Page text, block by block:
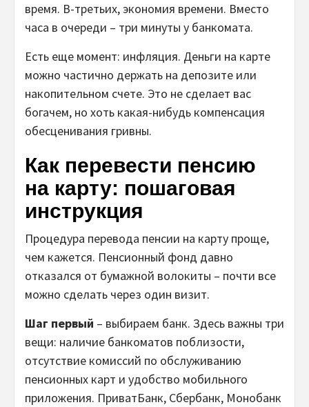
время. В-третьих, экономия времени. Вместо
часа в очереди – три минуты у банкомата.
Есть еще момент: инфляция. Деньги на карте
можно частично держать на депозите или
накопительном счете. Это не сделает вас
богачем, но хоть какая-нибудь компенсация
обесценивания гривны.
Как перевести пенсию
на карту: пошаговая
инструкция
Процедура перевода пенсии на карту проще,
чем кажется. Пенсионный фонд давно
отказался от бумажной волокиты – почти все
можно сделать через один визит.
Шаг первый – выбираем банк. Здесь важны три
вещи: наличие банкоматов поблизости,
отсутствие комиссий по обслуживанию
пенсионных карт и удобство мобильного
приложения. ПриватБанк, Сбербанк, Монобанк